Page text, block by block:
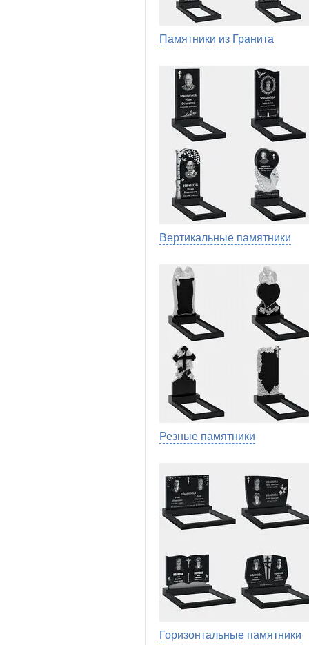
Памятники из Гранита
Вертикальные памятники
Резные памятники
Горизонтальные памятники